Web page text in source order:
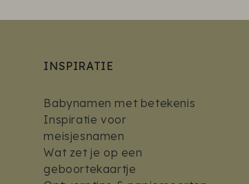
INSPIRATIE
Babynamen met betekenis
Inspiratie voor
meisjesnamen
Wat zet je op een
geboortekaartje